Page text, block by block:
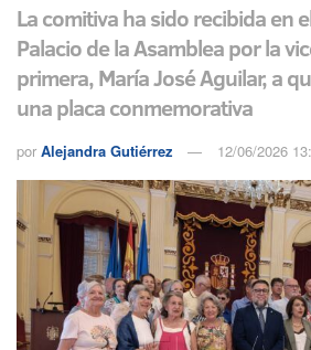
La comitiva ha sido recibida en
Palacio de la Asamblea por la
primera, María José Aguilar, a
una placa conmemorativa
por Alejandra Gutiérrez 12/06/2026